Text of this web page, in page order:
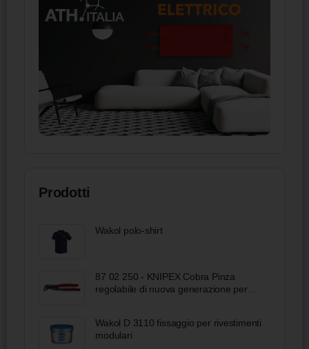
Prodotti
Wakol polo-shirt
87 02 250 - KNIPEX Cobra Pinza
regolabile di nuova generazione per
Wakol D 3110 fissaggio per rivestimenti
modulari